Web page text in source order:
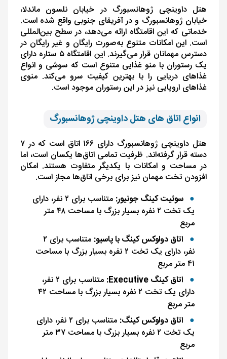
هتل داوینچی ژوهانسبورگ در خیابان نلسون ماندلا،
خیابان ژوهانسبورگ و در آفریقای جنوبی واقع شده است.
خدماتی که این اقامتگاه ارائه می‌دهد، در سطح بین‌المللی
است. این امکانات متنوع به‌صورت رایگان و غیر ‌رایگان در
دسترس مهمانان قرار می‌گیرند. این اقامتگاه ۵ ستاره دارای
یک رستوران با منو غذایی متنوع است که سوشی و انواع
غذاهای دریایی را با بهترین کیفیت سرو می‌کند. منوی
غذاهای اروپایی نیز در این رستوران موجود است.
انواع اتاق های هتل داوینچی ژوهانسبورگ
هتل داوینچی ژوهانسبورگ دارای ۱۶۶ اتاق است که در ۷
دسته قرار گرفته‌اند. ظرفیت تمامی اتاق‌ها یکسان است، اما
در مساحت و امکانات با یکدیگر متفاوت هستند. امکان
افزودن تخت مهمان نیز برای برخی اتاق‌ها مجاز است.
سوئیت کینگ جونیور:
متناسب برای ۲ نفر، دارای
یک تخت ۲ نفره بسیار بزرگ با مساحت ۴۸ متر
مربع
اتاق دولوکس کینگ با پاسیو:
متناسب برای ۲
نفر، دارای یک تخت ۲ نفره بسیار بزرگ با مساحت
۴۱ متر مربع
اتاق کینگ Executive:
متناسب برای ۲ نفر،
دارای یک تخت ۲ نفره بسیار بزرگ با مساحت ۴۲
متر مربع
اتاق دولوکس کینگ:
متناسب برای ۲ نفر، دارای
یک تخت ۲ نفره بسیار بزرگ با مساحت ۳۷ متر
مربع